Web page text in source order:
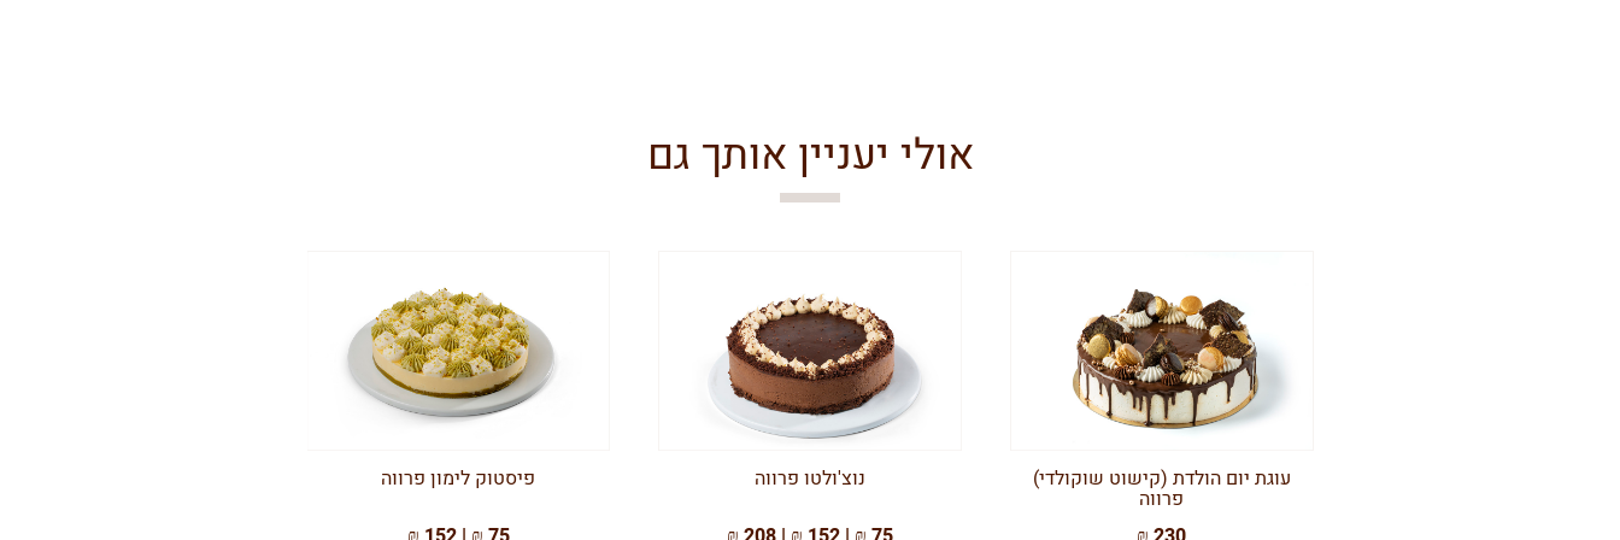
אולי יעניין אותך גם
עוגת יום הולדת (קישוט שוקולדי)
פרווה
נוצ'ולטו פרווה
פיסטוק לימון פרווה